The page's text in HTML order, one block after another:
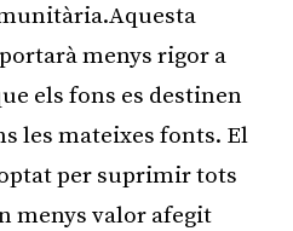
menys rigor a
els fons es destinen
les mateixes fonts. El
per suprimir tots
menys valor afegit